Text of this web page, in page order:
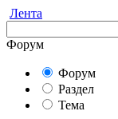
Лента
Форум
Форум
Раздел
Тема